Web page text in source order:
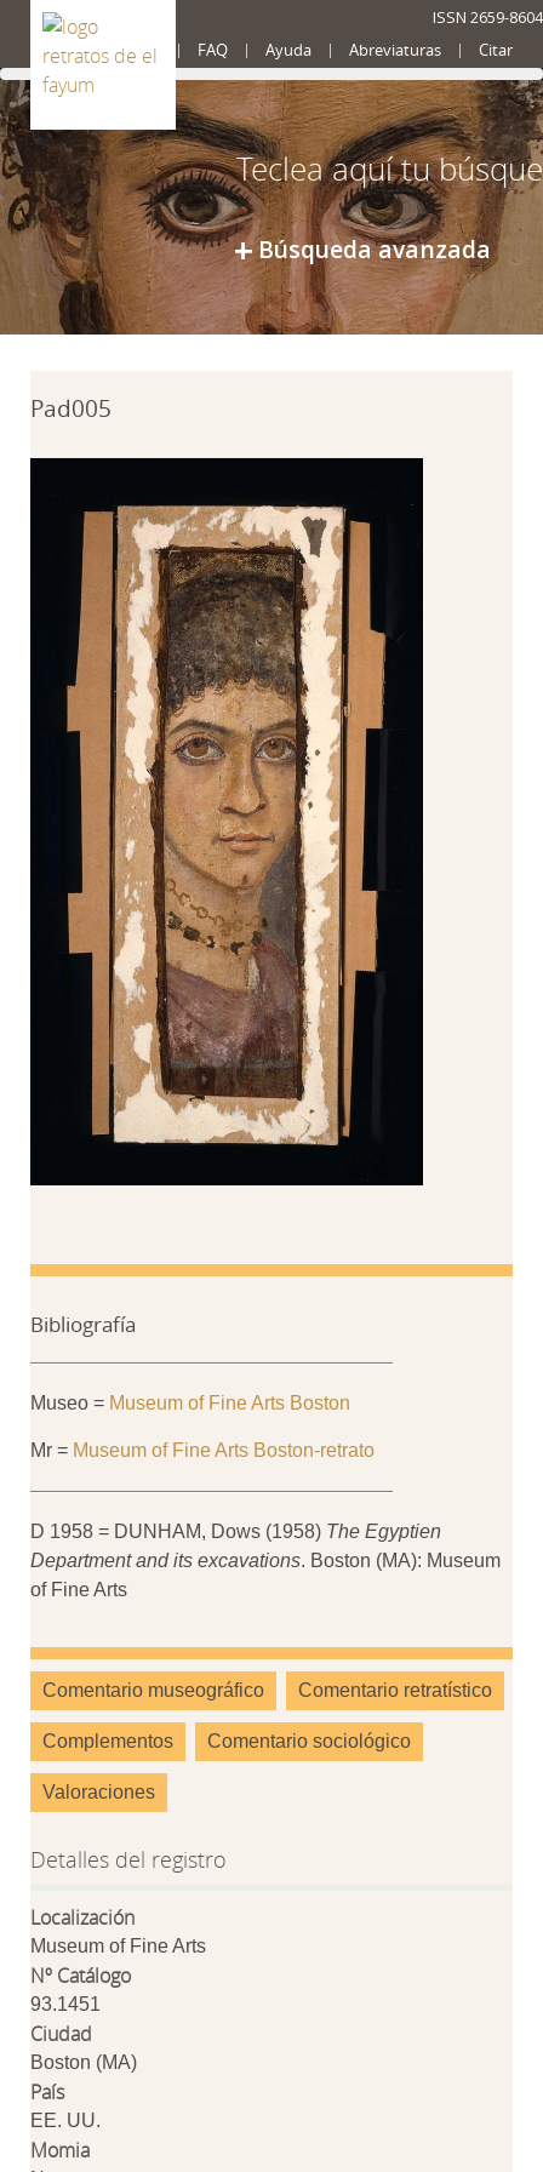
ISSN 2659-8604
Presentación FAQ Ayuda Abreviaturas Citar
Búsqueda avanzada
Pad005
Bibliografía
Museo = Museum of Fine Arts Boston
Mr = Museum of Fine Arts Boston-retrato
D 1958 = DUNHAM, Dows (1958) The Egyptien
Department and its excavations. Boston (MA): Museum
of Fine Arts
Comentario museográfico Comentario retratístico
Complementos Comentario sociológico
Valoraciones
Detalles del registro
Localización
Museum of Fine Arts
Nº Catálogo
93.1451
Ciudad
Boston (MA)
País
EE. UU.
Momia